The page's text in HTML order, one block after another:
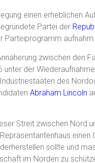
einen erheblichen
Partei der
Parteiprogramm aufnahm.
zwischen den
unter der
des
Abraham Lincoln
Streit zwischen Nord
sollte und
im Norden zu